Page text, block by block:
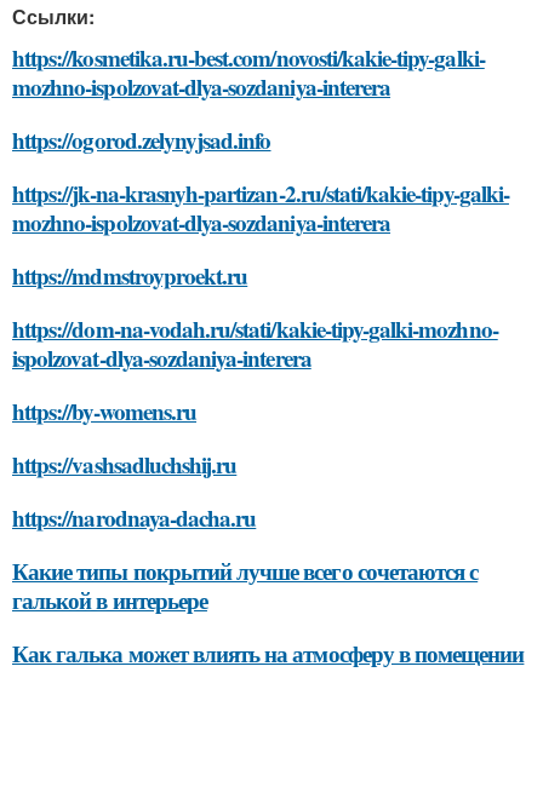
Ссылки:
https://kosmetika.ru-best.com/novosti/kakie-tipy-galki-
mozhno-ispolzovat-dlya-sozdaniya-interera
https://ogorod.zelynyjsad.info
https://jk-na-krasnyh-partizan-2.ru/stati/kakie-tipy-galki-
mozhno-ispolzovat-dlya-sozdaniya-interera
https://mdmstroyproekt.ru
https://dom-na-vodah.ru/stati/kakie-tipy-galki-mozhno-
ispolzovat-dlya-sozdaniya-interera
https://by-womens.ru
https://vashsadluchshij.ru
https://narodnaya-dacha.ru
Какие типы покрытий лучше всего сочетаются с
галькой в интерьере
Как галька может влиять на атмосферу в помещении